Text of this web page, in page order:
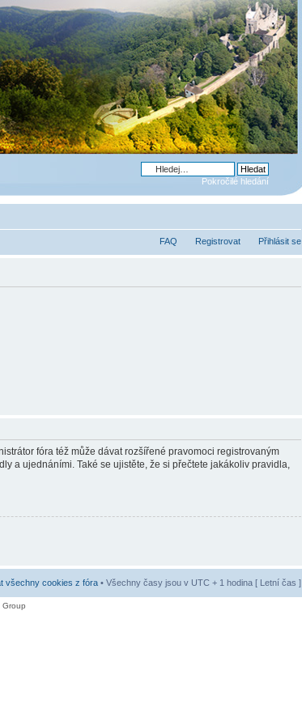
Pokročilé hledání
FAQ Registrovat Přihlásit se
fóra též může dávat rozšířené pravomoci registrovaným
a ujednáními. Také se ujistěte, že si přečtete jakákoliv pravidla,
všechny cookies z fóra • Všechny časy jsou v UTC + 1 hodina [ Letní čas ]